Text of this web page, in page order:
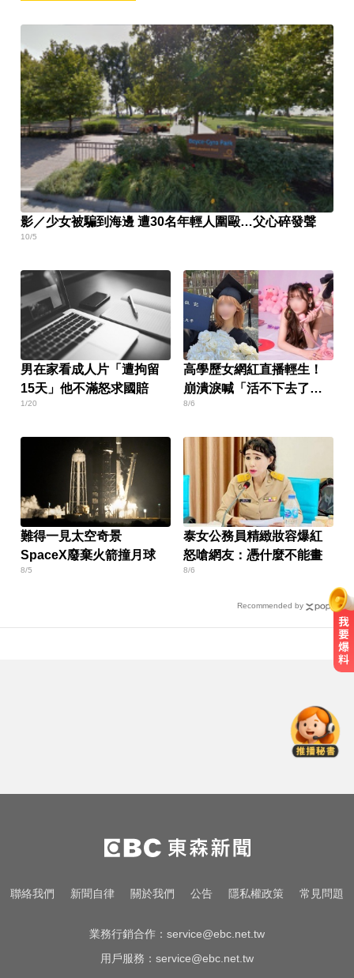
影／少女被騙到海邊 遭30名年輕人圍毆…父心碎發聲
10/5
男在家看成人片「遭拘留
15天」他不滿怒求國賠
1/20
高學歷女網紅直播輕生！
崩潰淚喊「活不下去了」
仍遭網暴
8/6
難得一見太空奇景
SpaceX廢棄火箭撞月球
8/5
泰女公務員精緻妝容爆紅
怒嗆網友：憑什麼不能畫
8/6
Recommended by
是老公爺爺帶回房磨蹭 氣炸提告
愛玩車／奧迪最省電新作 A2 e-tron
秋季登場
每天2000CC是錯的？醫師曝「喝水
聯絡我們 新聞自律 關於我們 公告 隱私權政策 常見問題
業務行銷合作： service@ebc.net.tw
用戶服務： service@ebc.net.tw